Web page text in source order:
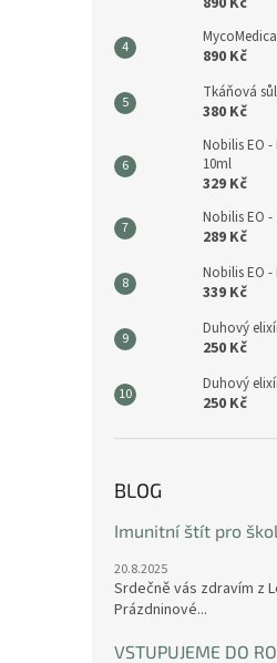
890 Kč
Tkáňová
380 Kč
Nobilis EO
10ml
329 Kč
Nobilis EO
289 Kč
Nobilis EO
339 Kč
Duhový
250 Kč
Duhový
250 Kč
BLOG
Imunitní štít pro
20.8.2025
Srdečně vás zdravím z
Prázdninové...
VSTUPUJEME DO